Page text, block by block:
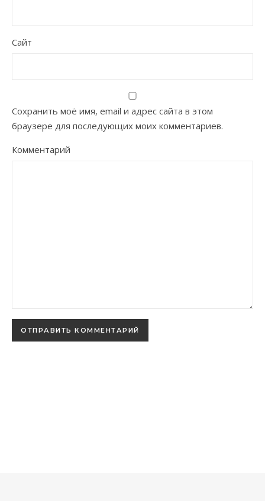
Сайт
Сохранить моё имя, email и адрес сайта в этом
браузере для последующих моих комментариев.
Комментарий